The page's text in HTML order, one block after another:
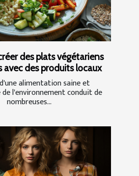
des plats végétariens
avec des produits locaux
alimentation saine et
l'environnement conduit de
nombreuses...